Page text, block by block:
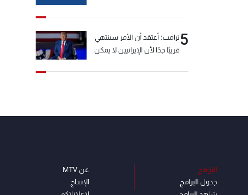
5ترامب: أعتقد أن الأمر سينتهي
قريبًا جدًا لأن الإيرانيين لا يمكن
البرامج
جدول البرامج
عن MTV
الإنـتـاج